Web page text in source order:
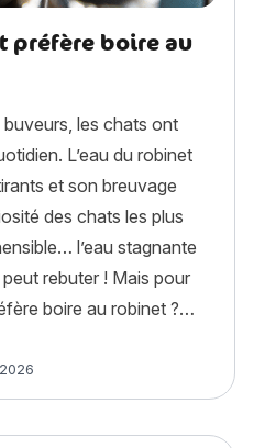
préfère boire au
buveurs, les chats ont
L’eau du robinet
et son breuvage
des chats les plus
l’eau stagnante
rebuter ! Mais pour
boire au robinet ?…